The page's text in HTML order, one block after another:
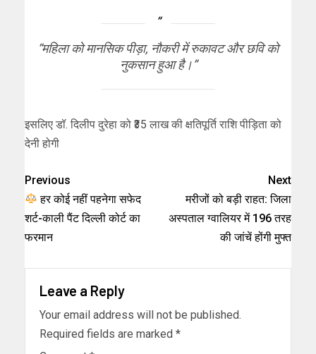
“महिला को मानसिक पीड़ा, नौकरी में रुकावट और छवि को
नुकसान हुआ है।”
इसलिए डॉ. दिलीप दुरेहा को ₹35 लाख की क्षतिपूर्ति राशि पीड़िता को
देनी होगी
Previous
हर कोई नहीं पहनेगा सफेद
शर्ट-काली पैंट दिल्ली कोर्ट का
फरमान
Next
मरीजों को बड़ी राहत: जिला
अस्पताल ग्वालियर में 196 तरह
की जांचें होंगी मुफ्त
Leave a Reply
Your email address will not be published.
Required fields are marked *